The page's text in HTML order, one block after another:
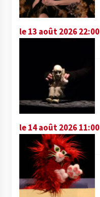
le 13 août 2026 22:00
le 14 août 2026 11:00